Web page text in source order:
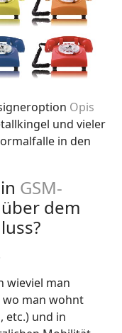
Opis
und vieler
in den
GSM-
dem
wieviel man
man wohnt
etc.) und in